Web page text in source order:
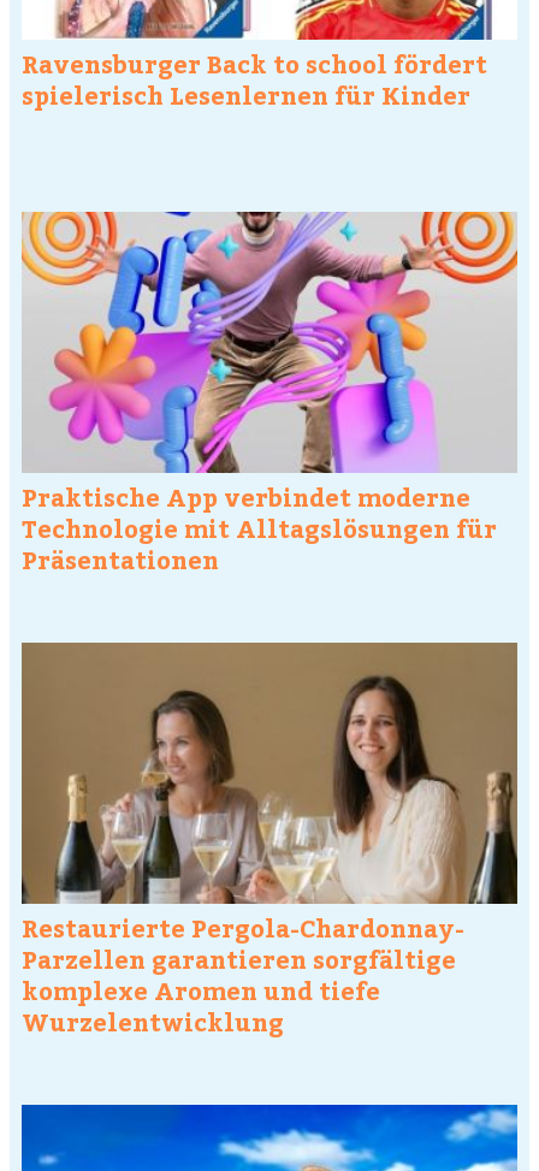
Ravensburger Back to school fördert
spielerisch Lesenlernen für Kinder
Praktische App verbindet moderne
Technologie mit Alltagslösungen für
Präsentationen
Restaurierte Pergola-Chardonnay-
Parzellen garantieren sorgfältige
komplexe Aromen und tiefe
Wurzelentwicklung